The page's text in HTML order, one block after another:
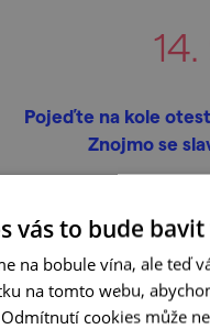
Pojeďte na kole
Znojmo se
více informací
vás to bude bavit
na bobule vína, ale teď
na tomto webu,
cookies může